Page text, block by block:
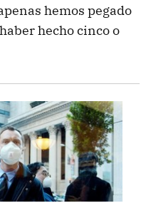
hemos pegado
hecho cinco o